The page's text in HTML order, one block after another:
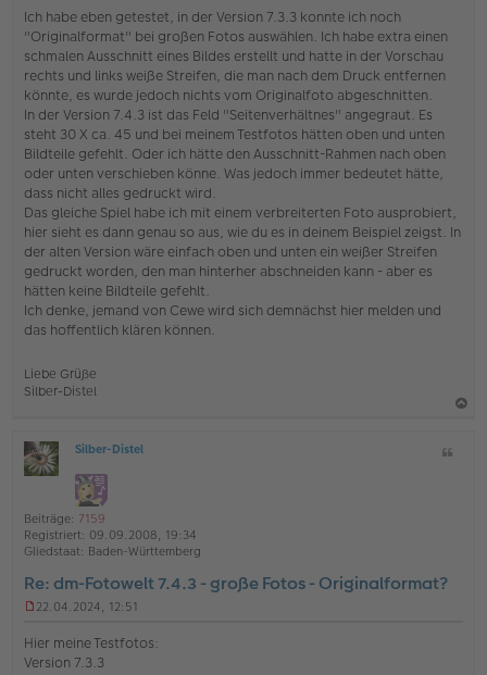
n
g
e
l
e
s
n
e
r
B
e
t
r
a
g
Ich habe eben getestet, in der Version 7.3.3 konnte ich noch
"Originalformat" bei großen Fotos auswählen. Ich habe extra einen
schmalen Ausschnitt eines Bildes erstellt und hatte in der Vorschau
rechts und links weiße Streifen, die man nach dem Druck entfernen
könnte, es wurde jedoch nichts vom Originalfoto abgeschnitten.
In der Version 7.4.3 ist das Feld "Seitenverhältnes" angegraut. Es
steht 30 X ca. 45 und bei meinem Testfotos hätten oben und unten
Bildteile gefehlt. Oder ich hätte den Ausschnitt-Rahmen nach oben
oder unten verschieben könne. Was jedoch immer bedeutet hätte,
dass nicht alles gedruckt wird.
Das gleiche Spiel habe ich mit einem verbreiterten Foto ausprobiert,
hier sieht es dann genau so aus, wie du es in deinem Beispiel zeigst. In
der alten Version wäre einfach oben und unten ein weißer Streifen
gedruckt worden, den man hinterher abschneiden kann - aber es
hätten keine Bildteile gefehlt.
Ich denke, jemand von Cewe wird sich demnächst hier melden und
das hoffentlich klären können.
Liebe Grüße
Silber-Distel
ff
n
e
Silber-Distel
Beiträge: 7159
Registriert: 09.09.2008, 19:34
Gliedstaat: Baden-Württemberg
Re: dm-Fotowelt 7.4.3 - große Fotos - Originalformat?
g
e
22.04.2024, 12:51
Hier meine Testfotos:
Version 7.3.3